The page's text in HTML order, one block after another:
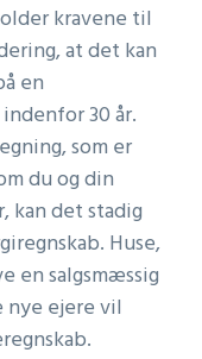
kravene til
at det kan
en
30 år.
som er
du og din
kan det stadig
Huse,
en salgsmæssig
ejere vil